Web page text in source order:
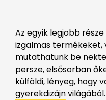
Az egyik legjobb
izgalmas termékeket,
mutathatunk be
persze, elsősorban
külföldi, lényeg, hogy
gyerekdizájnvilágából.